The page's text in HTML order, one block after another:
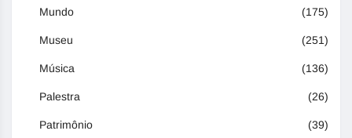
Mundo (175)
Museu (251)
Música (136)
Palestra (26)
Patrimônio (39)